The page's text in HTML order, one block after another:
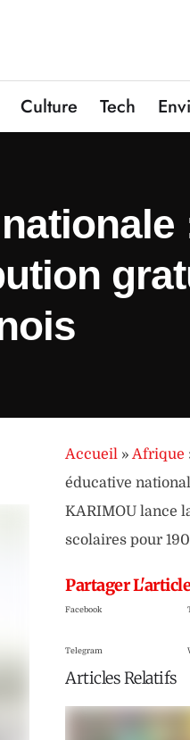
Culture Tech
Accueil » Afrique
éducative
KARIMOU lance
scolaires pour
Partager
Facebook
Telegram
Articles Relatifs